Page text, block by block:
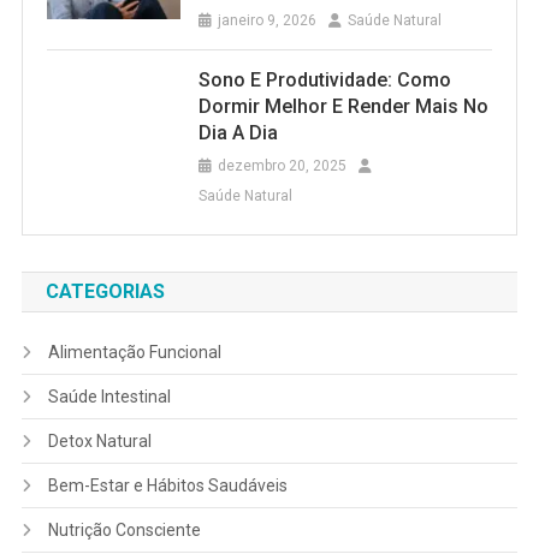
janeiro 9, 2026 Saúde Natural
Sono E Produtividade: Como
Dormir Melhor E Render Mais No
Dia A Dia
dezembro 20, 2025
Saúde Natural
CATEGORIAS
Alimentação Funcional
Saúde Intestinal
Detox Natural
Bem-Estar e Hábitos Saudáveis
Nutrição Consciente